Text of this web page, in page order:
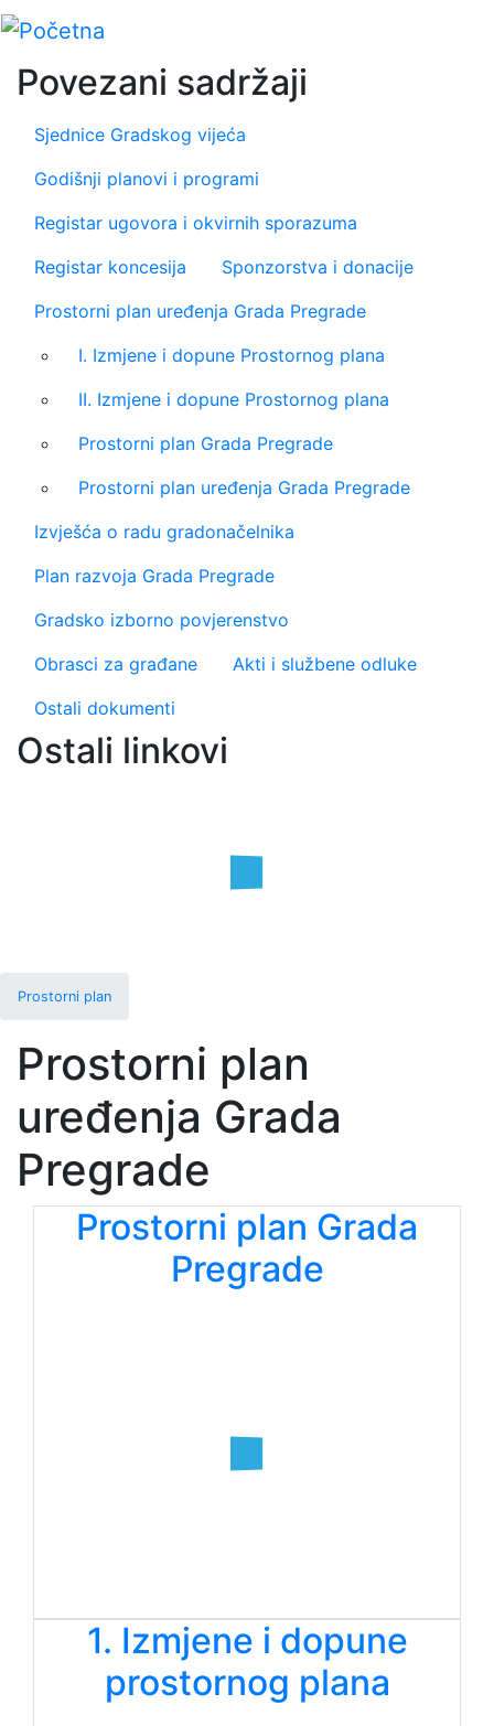
Skip
main
content
Prostorni plan
Prostorni plan
uređenja Grada
Pregrade
Prostorni plan Grada
Pregrade
1. Izmjene i dopune
prostornog plana
Povezani sadržaji
Sjednice Gradskog vijeća
Godišnji planovi i programi
Registar ugovora i okvirnih sporazuma
Registar koncesija
Sponzorstva i donacije
Prostorni plan uređenja Grada Pregrade
I. Izmjene i dopune Prostornog plana
II. Izmjene i dopune Prostornog plana
Prostorni plan Grada Pregrade
Prostorni plan uređenja Grada Pregrade
Izvješća o radu gradonačelnika
Plan razvoja Grada Pregrade
Gradsko izborno povjerenstvo
Obrasci za građane
Akti i službene odluke
Ostali dokumenti
Ostali linkovi